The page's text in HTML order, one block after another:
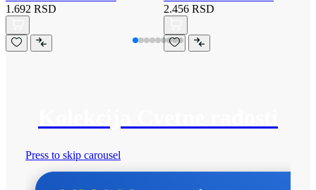
1.692 RSD
2.456 RSD
Press to skip carousel